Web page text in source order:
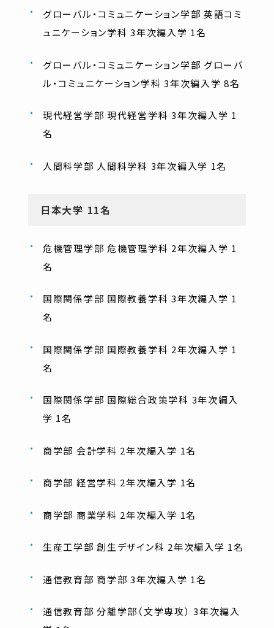
グローバル・コミュニケーション学部 英語コミ
ュニケーション学科 3年次編入学 1名
グローバル・コミュニケーション学部 グローバ
ル・コミュニケーション学科 3年次編入学 8名
現代経営学部 現代経営学科 3年次編入学 1
名
人間科学部 人間科学科 3年次編入学 1名
日本大学 11名
危機管理学部 危機管理学科 2年次編入学 1
名
国際関係学部 国際教養学科 3年次編入学 1
名
国際関係学部 国際教養学科 2年次編入学 1
名
国際関係学部 国際総合政策学科 3年次編入
学 1名
商学部 会計学科 2年次編入学 1名
商学部 経営学科 2年次編入学 1名
商学部 商業学科 2年次編入学 1名
生産工学部 創生デザイン科 2年次編入学 1名
通信教育部 商学部 3年次編入学 1名
通信教育部 分離学部（文学専攻） 3年次編入